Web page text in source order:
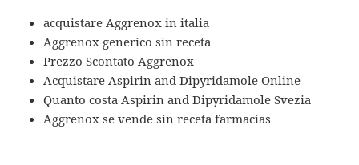
acquistare Aggrenox in italia
Aggrenox generico sin receta
Prezzo Scontato Aggrenox
Acquistare Aspirin and Dipyridamole Online
Quanto costa Aspirin and Dipyridamole Svezia
Aggrenox se vende sin receta farmacias